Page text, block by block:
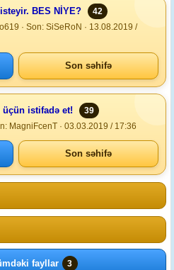
BES NİYE?
42
· Son: SiSeRoN · 13.08.2019 /
Son səhifə
üçün istifadə et!
39
MagniFcenT · 03.03.2019 / 17:36
Son səhifə
fayllar 3